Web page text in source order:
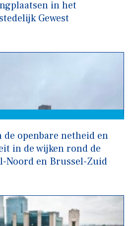
in het
Gewest
de openbare netheid en
in de wijken rond de
Noord en Brussel-Zuid